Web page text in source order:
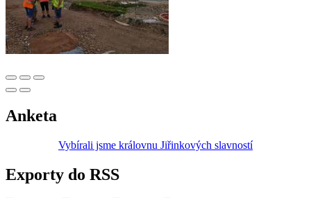
Anketa
Vybírali jsme královnu Jiřinkových slavností
Exporty do RSS